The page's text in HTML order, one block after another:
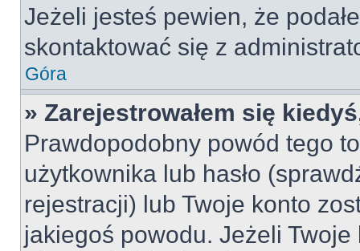
Jeżeli jesteś pewien, że
skontaktować się z
Góra
» Zarejestrowałem się
Prawdopodobny powód tego
użytkownika lub hasło
rejestracji) lub Twoje konto
jakiegoś powodu. Jeżeli